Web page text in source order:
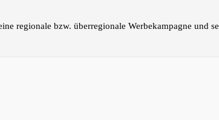
regionale bzw. überregionale Werbekampagne und